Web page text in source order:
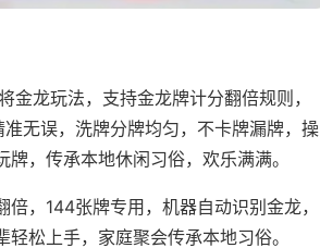
金龙玩法，支持金龙牌计分翻倍规则，
无误，洗牌分牌均匀，不卡牌漏牌，操
，传承本地休闲习俗，欢乐满满。
，144张牌专用，机器自动识别金龙，
松上手，家庭聚会传承本地习俗。